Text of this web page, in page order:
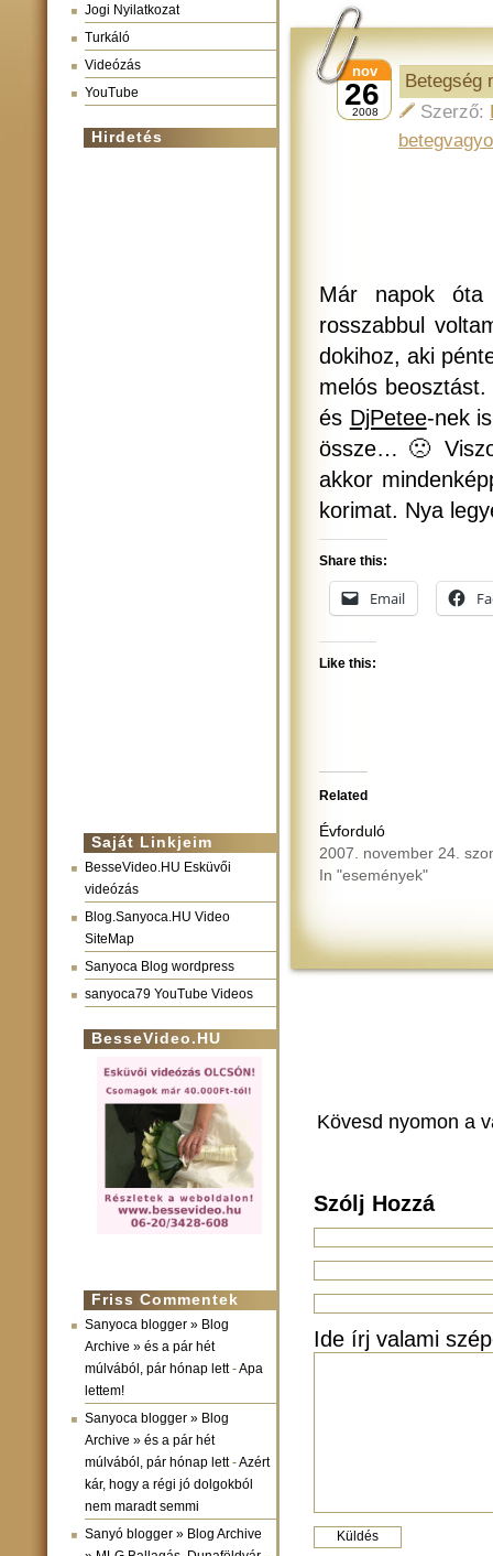
Jogi Nyilatkozat
Turkáló
Videózás
YouTube
Hirdetés
Saját Linkjeim
BesseVideo.HU Esküvői
videózás
Blog.Sanyoca.HU Video
SiteMap
Sanyoca Blog wordpress
sanyoca79 YouTube Videos
BesseVideo.HU
Friss Commentek
Sanyoca blogger » Blog
Archive » és a pár hét
múlvából, pár hónap lett-Apa
lettem!
Sanyoca blogger » Blog
Archive » és a pár hét
múlvából, pár hónap lett-Azért
kár, hogy a régi jó dolgokból
nem maradt semmi
Sanyó blogger » Blog Archive
26
nov
2008
Betegség
Szerző:
Már napok
rosszabbul
dokihoz, aki
melós
és DjPetee-nek
össze… 🙁
akkor
korimat. Nya
Share this:
Email
Like this:
Related
Évforduló
2007. november 24.
In "események"
Kövesd nyomon a
Szólj Hozzá
Ide írj valami